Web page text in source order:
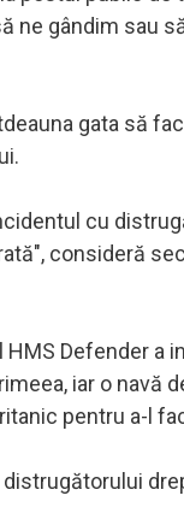
ne gândim sau
gata să
cu
consideră
Defender a
iar o navă
pentru a-l